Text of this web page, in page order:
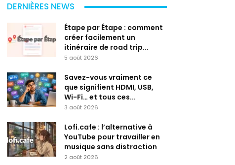
DERNIÈRES NEWS
Étape par Étape : comment
créer facilement un
itinéraire de road trip...
5 août 2026
Savez-vous vraiment ce
que signifient HDMI, USB,
Wi-Fi… et tous ces...
3 août 2026
Lofi.cafe : l’alternative à
YouTube pour travailler en
musique sans distraction
2 août 2026